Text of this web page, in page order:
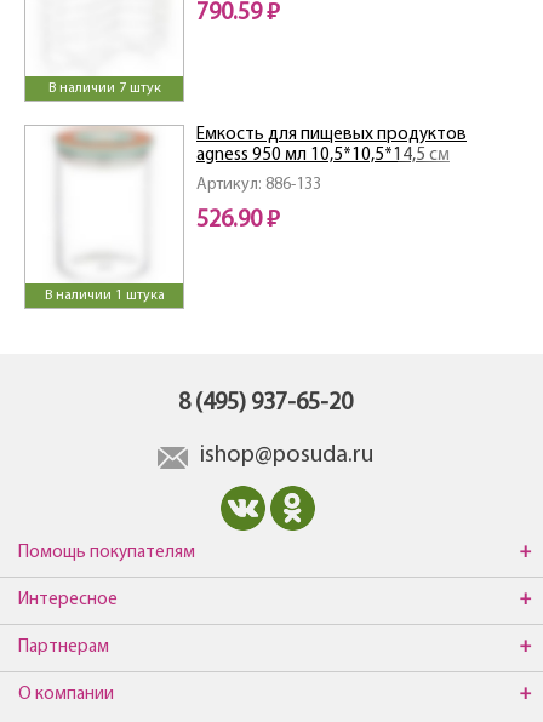
В наличии 7 штук
790.59 ₽
В наличии 1 штука
Артикул: 886-133
Емкость для пищевых продуктов
agness 950 мл 10,5*10,5*14,5 см
526.90 ₽
8 (495) 937-65-20
ishop@posuda.ru
Помощь покупателям
Интересное
Партнерам
О компании